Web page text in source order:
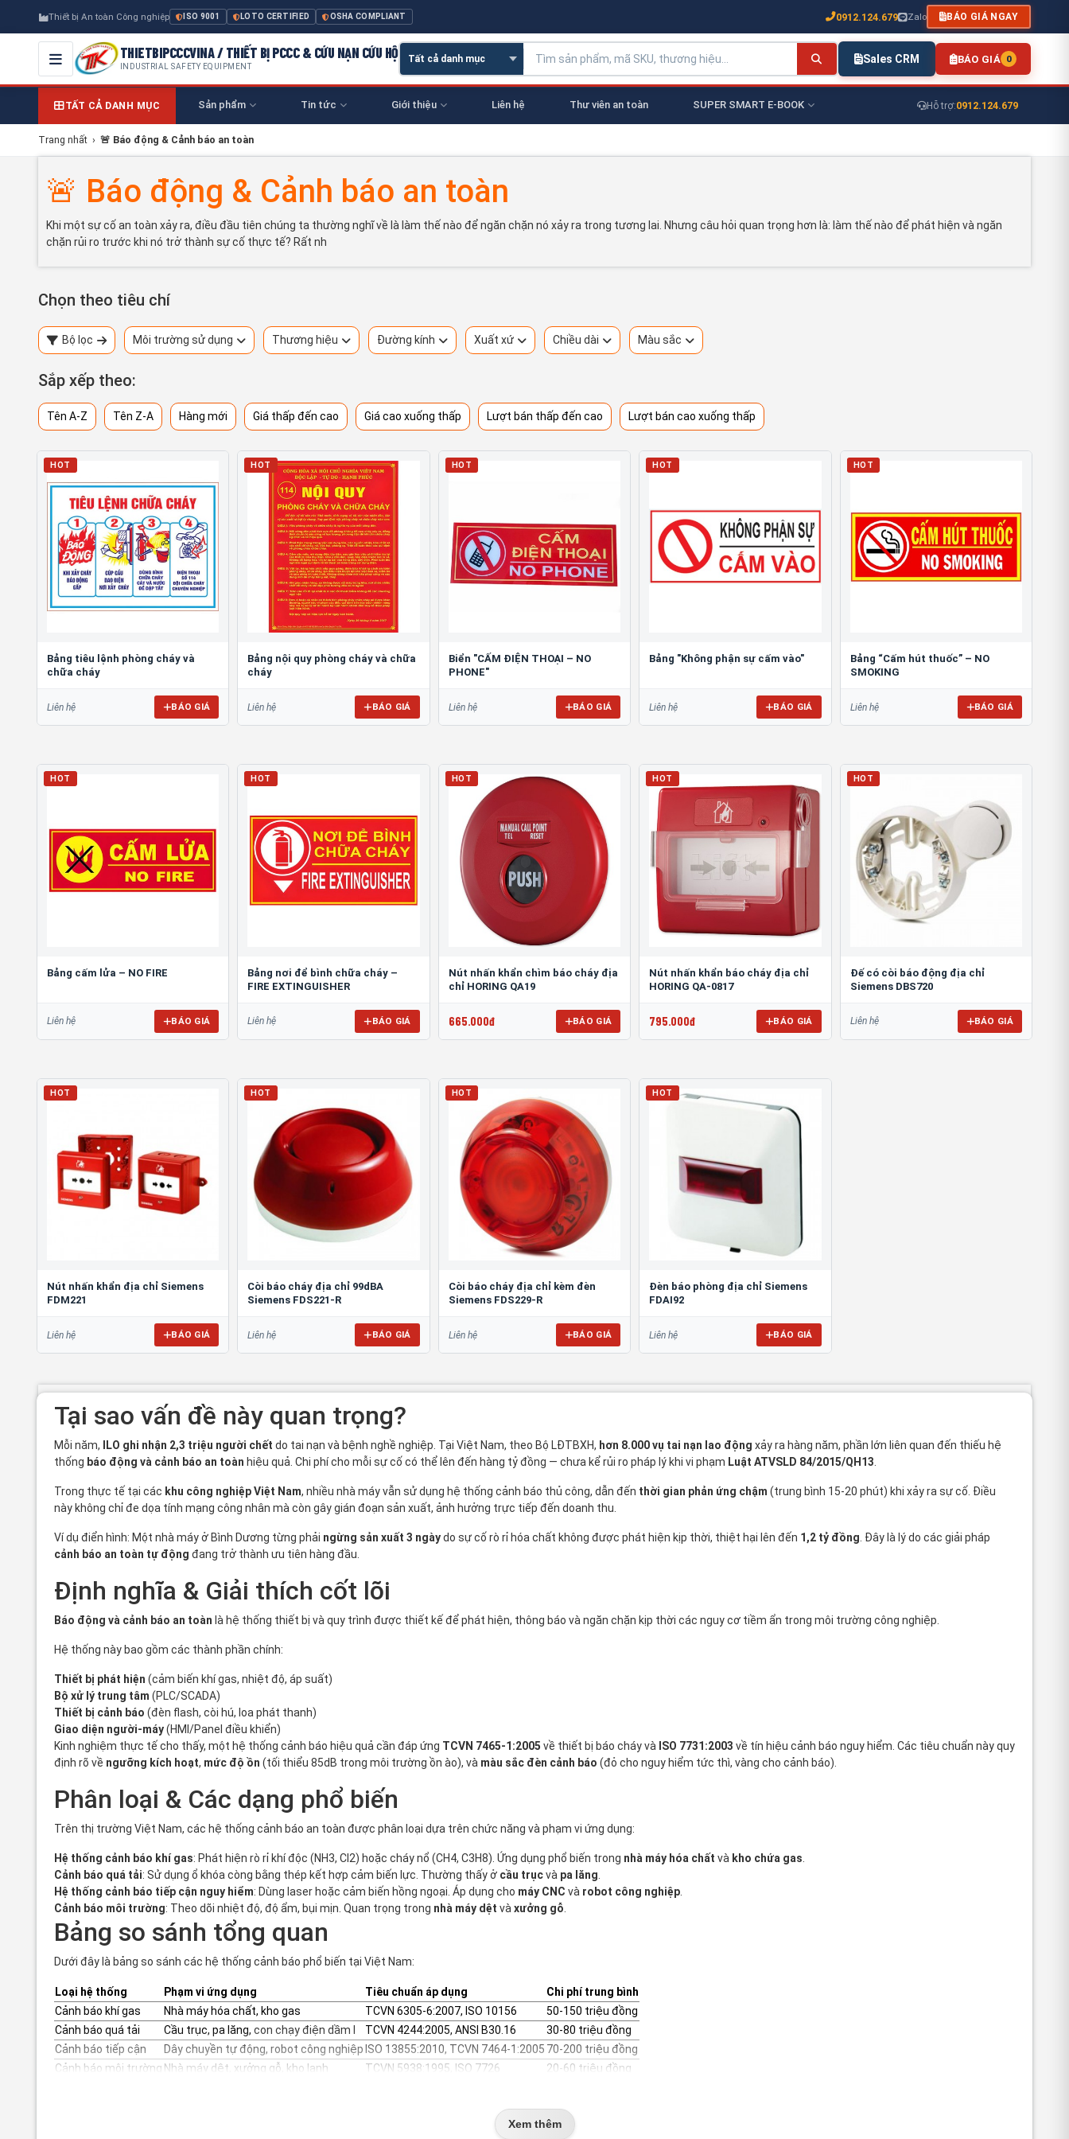
Thiết bị An toàn Công nghiệp ISO 9001 LOTO CERTIFIED OSHA COMPLIANT 0912.124.679 Zalo BÁO GIÁ NGAY
THIETBIPCCCVINA / THIẾT BỊ PCCC & CỨU NẠN CỨU HỘ
INDUSTRIAL SAFETY EQUIPMENT
Sales CRM BÁO GIÁ 0
TẤT CẢ DANH MỤC Sản phẩm Tin tức Giới thiệu Liên hệ Thư viên an toàn SUPER SMART E-BOOK Hỗ trợ:0912.124.679
Trang nhất › 🚨 Báo động & Cảnh báo an toàn
🚨 Báo động & Cảnh báo an toàn
Khi một sự cố an toàn xảy ra, điều đầu tiên chúng ta thường nghĩ về là làm thế nào để ngăn chặn nó xảy ra trong tương lai. Nhưng câu hỏi quan trọng hơn là: làm thế nào để phát hiện và ngăn
chặn rủi ro trước khi nó trở thành sự cố thực tế? Rất nh
Chọn theo tiêu chí
Bộ lọc Môi trường sử dụng Thương hiệu Đường kính Xuất xứ Chiều dài Màu sắc
Sắp xếp theo:
Tên A-Z Tên Z-A Hàng mới Giá thấp đến cao Giá cao xuống thấp Lượt bán thấp đến cao Lượt bán cao xuống thấp
HOT
Bảng tiêu lệnh phòng cháy và
chữa cháy
Liên hệ BÁO GIÁ
HOT
Bảng nội quy phòng cháy và chữa
cháy
Liên hệ BÁO GIÁ
HOT
Biển "CẤM ĐIỆN THOẠI – NO
PHONE"
Liên hệ BÁO GIÁ
HOT
Bảng "Không phận sự cấm vào"
Liên hệ BÁO GIÁ
HOT
Bảng “Cấm hút thuốc” – NO
SMOKING
Liên hệ BÁO GIÁ
HOT
Bảng cấm lửa – NO FIRE
Liên hệ BÁO GIÁ
HOT
Bảng nơi để bình chữa cháy –
FIRE EXTINGUISHER
Liên hệ BÁO GIÁ
HOT
Nút nhấn khẩn chìm báo cháy địa
chỉ HORING QA19
665.000đ BÁO GIÁ
HOT
Nút nhấn khẩn báo cháy địa chỉ
HORING QA-0817
795.000đ BÁO GIÁ
HOT
Đế có còi báo động địa chỉ
Siemens DBS720
Liên hệ BÁO GIÁ
HOT
Nút nhấn khẩn địa chỉ Siemens
FDM221
Liên hệ BÁO GIÁ
HOT
Còi báo cháy địa chỉ 99dBA
Siemens FDS221-R
Liên hệ BÁO GIÁ
HOT
Còi báo cháy địa chỉ kèm đèn
Siemens FDS229-R
Liên hệ BÁO GIÁ
HOT
Đèn báo phòng địa chỉ Siemens
FDAI92
Liên hệ BÁO GIÁ
Tại sao vấn đề này quan trọng?
Mỗi năm, ILO ghi nhận 2,3 triệu người chết do tai nạn và bệnh nghề nghiệp. Tại Việt Nam, theo Bộ LĐTBXH, hơn 8.000 vụ tai nạn lao động xảy ra hàng năm, phần lớn liên quan đến thiếu hệ
thống báo động và cảnh báo an toàn hiệu quả. Chi phí cho mỗi sự cố có thể lên đến hàng tỷ đồng — chưa kể rủi ro pháp lý khi vi phạm Luật ATVSLD 84/2015/QH13
Trong thực tế tại các khu công nghiệp Việt Nam, nhiều nhà máy vẫn sử dụng hệ thống cảnh báo thủ công, dẫn đến thời gian phản ứng chậm (trung bình 15-20 phút) khi xảy ra sự cố. Điều
này không chỉ đe dọa tính mạng công nhân mà còn gây gián đoạn sản xuất, ảnh hưởng trực tiếp đến doanh thu.
Ví dụ điển hình: Một nhà máy ở Bình Dương từng phải ngừng sản xuất 3 ngàydo sự cố rò rỉ hóa chất không được phát hiện kịp thời, thiệt hại lên đến 1,2 tỷ đồng . Đây là lý do các giải pháp
cảnh báo an toàn tự động đang trở thành ưu tiên hàng đầu.
Định nghĩa & Giải thích cốt lõi
Báo động và cảnh báo an toàn là hệ thống thiết bị và quy trình được thiết kế để phát hiện, thông báo và ngăn chặn kịp thời các nguy cơ tiềm ẩn trong môi trường công nghiệp.
Hệ thống này bao gồm các thành phần chính:
Thiết bị phát hiện (cảm biến khí gas, nhiệt độ, áp suất)
Bộ xử lý trung tâm (PLC/SCADA)
Thiết bị cảnh báo (đèn flash, còi hú, loa phát thanh)
Giao diện người-máy(HMI/Panel điều khiển)
Kinh nghiệm thực tế cho thấy, một hệ thống cảnh báo hiệu quả cần đáp ứng TCVN 7465-1:2005 về thiết bị báo cháy và ISO 7731:2003 về tín hiệu cảnh báo nguy hiểm. Các tiêu chuẩn này quy
định rõ về ngưỡng kích hoạt, mức độ ồn (tối thiểu 85dB trong môi trường ồn ào), và màu sắc đèn cảnh báo (đỏ cho nguy hiểm tức thì, vàng cho cảnh báo).
Phân loại & Các dạng phổ biến
Trên thị trường Việt Nam, các hệ thống cảnh báo an toàn được phân loại dựa trên chức năng và phạm vi ứng dụng:
Hệ thống cảnh báo khí gas: Phát hiện rò rỉ khí độc (NH3, Cl2) hoặc cháy nổ (CH4, C3H8). Ứng dụng phổ biến trong nhà máy hóa chất và kho chứa gas
Cảnh báo quá tải: Sử dụng ổ khóa còng bằng thép kết hợp cảm biến lực. Thường thấy ở cầu trụcvà pa lăng
Hệ thống cảnh báo tiếp cận nguy hiểm: Dùng laser hoặc cảm biến hồng ngoại. Áp dụng cho máy CNC và robot công nghiệp
Cảnh báo môi trường: Theo dõi nhiệt độ, độ ẩm, bụi mịn. Quan trọng trong nhà máy dệt và xưởng gỗ
Bảng so sánh tổng quan
Dưới đây là bảng so sánh các hệ thống cảnh báo phổ biến tại Việt Nam:
Loại hệ thống Phạm vi ứng dụng Tiêu chuẩn áp dụng
Chi phí trung bình
Cảnh báo khí gas
Nhà máy hóa chất, kho gas TCVN 6305-6:2007, ISO 10156
50-150 triệu đồng
Cảnh báo quá tải
Cầu trục, pa lăng, con chạy điện dầm I TCVN 4244:2005, ANSI B30.16
30-80 triệu đồng
Cảnh báo tiếp cận
Dây chuyền tự động, robot công nghiệp ISO 13855:2010, TCVN 7464-1:2005 70-200 triệu đồng
Cảnh báo môi trường Nhà máy dệt, xưởng gỗ, kho lạnh TCVN 5938:1995, ISO 7726 20-60 triệu đồng
, hệ thống cảnh báo khí gas đã giúp giảm 60% số vụ tai nạn liên quan đến rò rỉ hóa chất. Các cảm biến được lắp đặt tại
Xem thêm